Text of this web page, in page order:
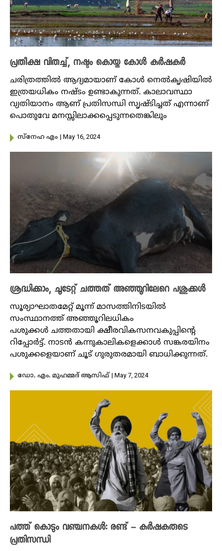
പ്രതീക്ഷ വിതച്ച്, നഷ്ടം കൊയ്ത കോൾ കർഷകർ
ചരിത്രത്തിൽ ആദ്യമായാണ് കോൾ നെൽകൃഷിയിൽ
ഇത്രയധികം നഷ്ടം ഉണ്ടാകുന്നത്. കാലാവസ്ഥാ
വ്യതിയാനം ആണ് പ്രതിസന്ധി സൃഷ്ടിച്ചത് എന്നാണ്
പൊതുവേ മനസ്സിലാക്കപ്പെടുന്നതെങ്കിലും
സ്നേഹ എം | May 16, 2024
ശ്രദ്ധിക്കാം, ചൂടേറ്റ് ചത്തത് അഞ്ഞൂറിലേറെ പശുക്കൾ
സൂര്യാഘാതമേറ്റ് മൂന്ന് മാസത്തിനിടയിൽ
സംസ്ഥാനത്ത് അഞ്ഞൂറിലധികം
പശുക്കൾ ചത്തതായി ക്ഷീരവികസനവകുപ്പിൻ്റെ
റിപ്പോർട്ട്. നാടൻ കന്നുകാലികളെക്കാൾ സങ്കരയിനം
പശുക്കളെയാണ് ചൂട് ഗുരുതരമായി ബാധിക്കുന്നത്.
ഡോ. എം. മുഹമ്മദ് ആസിഫ് | May 7, 2024
പത്ത് കൊടും വഞ്ചനകൾ: രണ്ട് – കർഷകരുടെ
പ്രതിസന്ധി